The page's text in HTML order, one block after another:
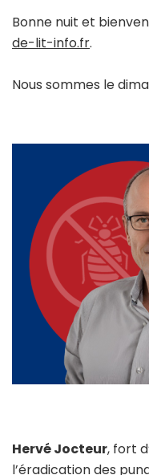
Bonne nuit et
de-lit-info.fr.
Nous sommes le
Hervé Jocteur, fort
l’éradication des